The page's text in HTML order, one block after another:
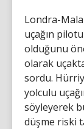
Londra-
uçağın
olduğunu
olarak
sordu.
yolculu
söyleyerek
düşme riski